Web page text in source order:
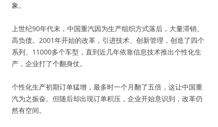
象。
上世纪90年代末，中国重汽因为生产组织方式落后，大量滞销、
高负债。2001年开始的改革，引进技术、创新管理，创造了四个
系列、11000多个车型，直到近几年依靠信息技术推出个性化生
产，企业打了个翻身仗。
个性化生产初期订单猛增，最多时一个月翻了五倍，这让中国重
汽为之振奋。但随后却出现订单积压，企业开始意识到，改革仍
然有空间。